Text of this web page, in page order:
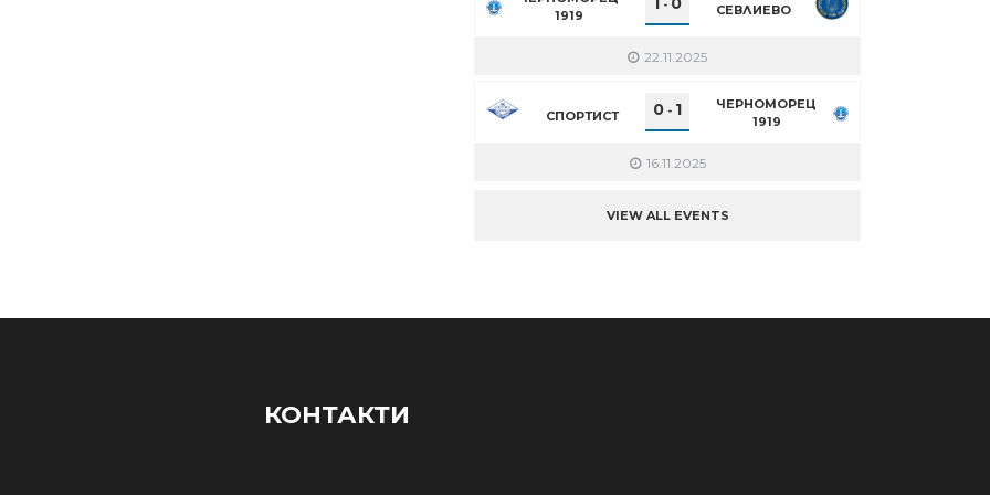
1919
- СЕВЛИЕВО
22.11.2025
СПОРТИСТ 0 - 1
ЧЕРНОМОРЕЦ
1919
16.11.2025
VIEW ALL EVENTS
КОНТАКТИ